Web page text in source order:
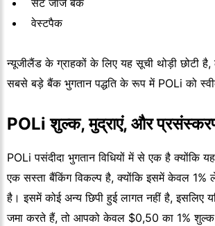
सेंट जॉर्ज बैंक
वेस्टपैक
न्यूजीलैंड के ग्राहकों के लिए यह सूची थोड़ी छोटी
सबसे बड़े बैंक भुगतान पद्धति के रूप में POLi को
POLi शुल्क, मुद्राएं, और
POLi पसंदीदा भुगतान विधियों में से एक है क्योंकि
एक सस्ता बैंकिंग विकल्प है, क्योंकि इसमें केवल 1%
है। इसमें कोई अन्य छिपी हुई लागत नहीं है, इसलिए
जमा करते हैं, तो आपको केवल $0,50 का 1% शुल्क